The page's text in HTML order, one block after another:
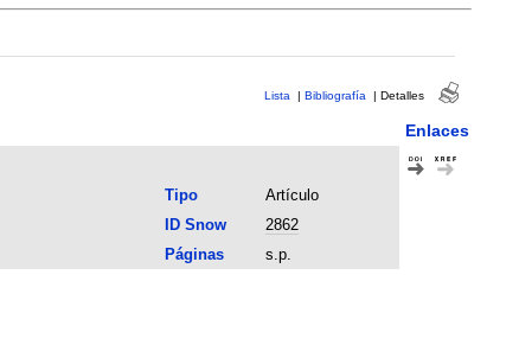
Lista | Bibliografía | Detalles
Enlaces
Tipo
Artículo
ID Snow
2862
Páginas
s.p.